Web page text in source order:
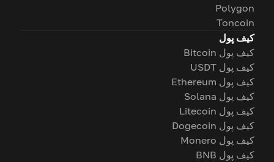
Polygon
Toncoin
کیف پول
کیف پول Bitcoin
کیف پول USDT
کیف پول Ethereum
کیف پول Solana
کیف پول Litecoin
کیف پول Dogecoin
کیف پول Monero
کیف پول BNB